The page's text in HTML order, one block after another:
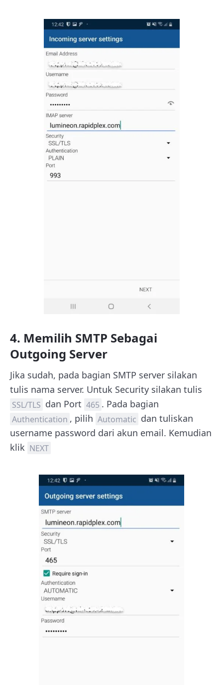
4. Memilih SMTP Sebagai
Outgoing Server
Jika sudah, pada bagian SMTP server silakan
tulis nama server. Untuk Security silakan tulis
SSL/TLS dan Port 465 . Pada bagian
Authentication , pilih Automatic dan tuliskan
username password dari akun email. Kemudian
klik NEXT